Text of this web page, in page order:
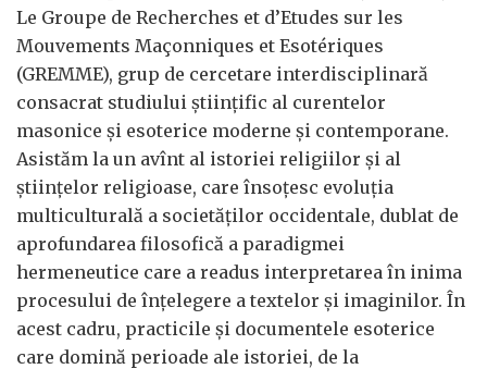
Le Groupe de Recherches et d’Etudes sur les
Mouvements Maçonniques et Esotériques
(GREMME), grup de cercetare interdisciplinară
consacrat studiului ştiinţific al curentelor
masonice şi esoterice moderne şi contemporane.
Asistăm la un avînt al istoriei religiilor şi al
ştiinţelor religioase, care însoţesc evoluţia
multiculturală a societăţilor occidentale, dublat de
aprofundarea filosofică a paradigmei
hermeneutice care a readus interpretarea în inima
procesului de înţelegere a textelor şi imaginilor. În
acest cadru, practicile şi documentele esoterice
care domină perioade ale istoriei, de la